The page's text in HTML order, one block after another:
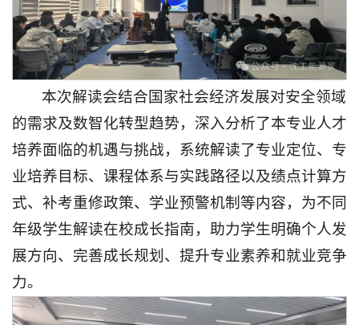
本次解读会结合国家社会经济发展对安全领域
的需求及数智化转型趋势，深入分析了本专业人才
培养面临的机遇与挑战，系统解读了专业定位、专
业培养目标、课程体系与实践路径以及绩点计算方
式、补考重修政策、学业预警机制等内容，为不同
年级学生解读在校成长指南，助力学生明确个人发
展方向、完善成长规划、提升专业素养和就业竞争
力。